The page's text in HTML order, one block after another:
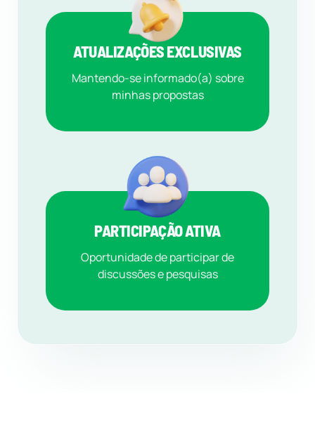
ATUALIZAÇÕES EXCLUSIVAS
Mantendo-se informado(a) sobre
minhas propostas
PARTICIPAÇÃO ATIVA
Oportunidade de participar de
discussões e pesquisas